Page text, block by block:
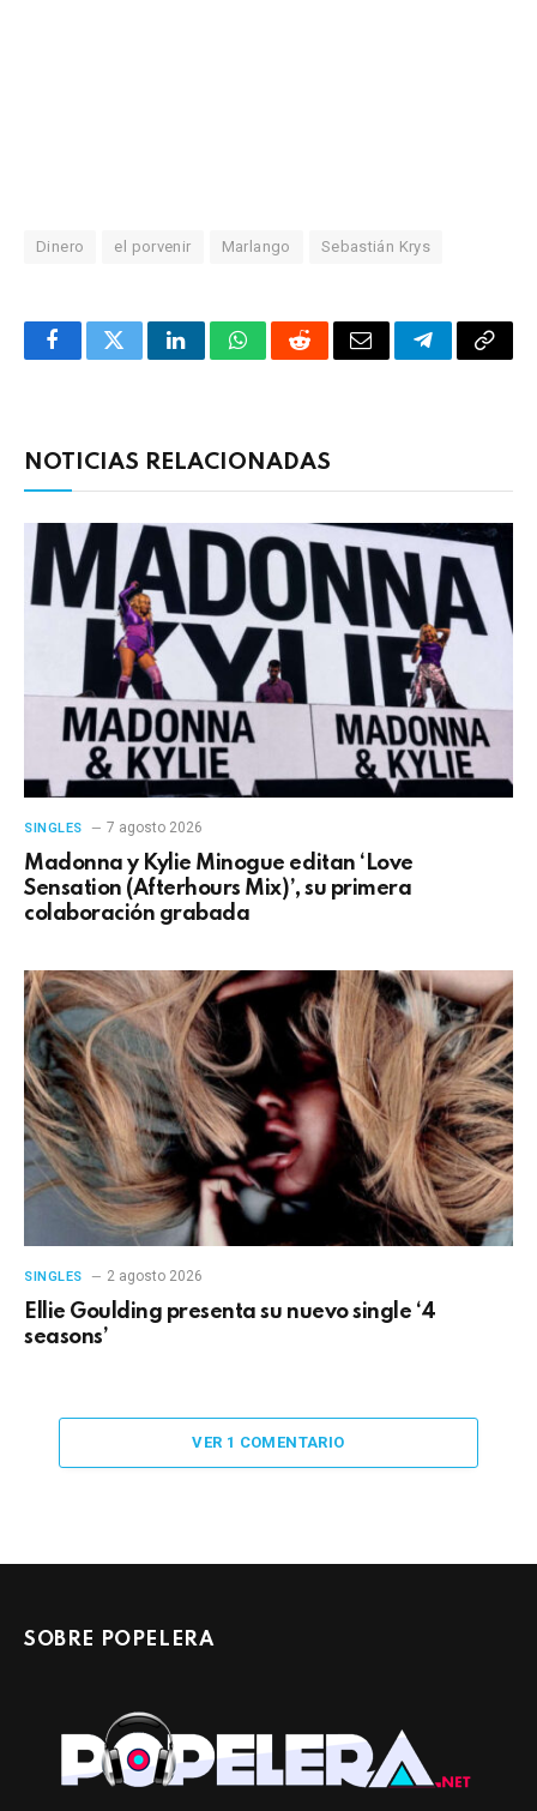
Dinero el porvenir Marlango Sebastián Krys
FacebookTwitterLinkedInWhatsAppRedditCorreoTelegrama
NOTICIAS RELACIONADAS
SINGLES 7 agosto 2026
Madonna y Kylie Minogue editan ‘Love
Sensation (Afterhours Mix)’, su primera
colaboración grabada
SINGLES 2 agosto 2026
Ellie Goulding presenta su nuevo single ‘4
seasons’
VER 1 COMENTARIO
SOBRE POPELERA